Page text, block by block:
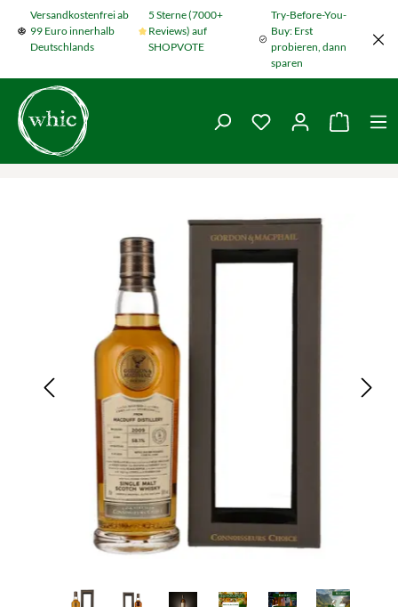
Zum Hauptinhalt springen
Versandkostenfrei ab
99 Euro innerhalb
Deutschlands
5 Sterne (7000+
Reviews) auf
SHOPVOTE
Try-Before-You-
Buy: Erst
probieren, dann
sparen
Du hast 0
Bildergalerie überspringen